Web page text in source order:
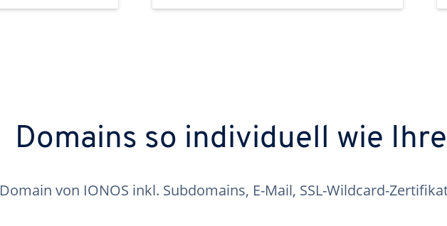
Domains so individuell wie
Domain von IONOS inkl. Subdomains, E-Mail, SSL-Wildcard-